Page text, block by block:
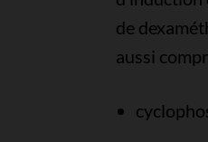
de
aussi